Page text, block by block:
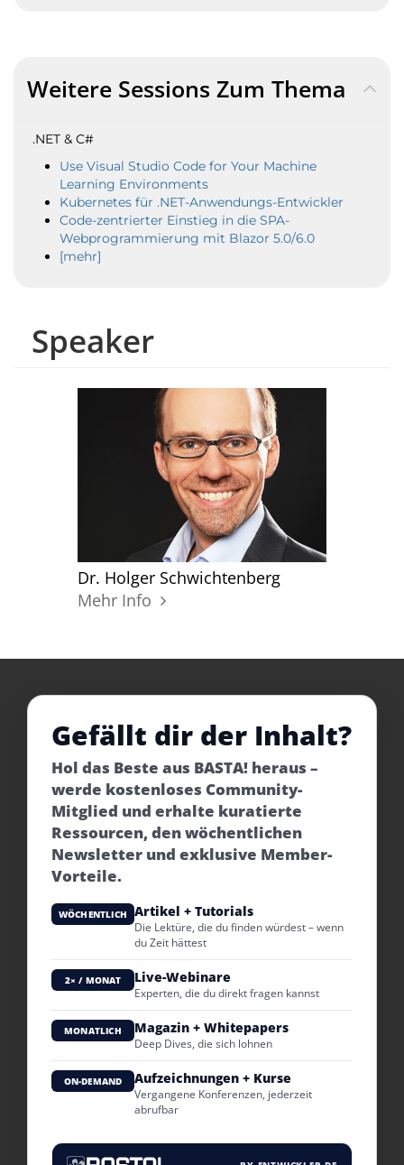
Speaker
Dr. Holger Schwichtenberg
Mehr Info
Weitere Sessions Zum Thema
.NET & C#
Use Visual Studio Code for Your Machine
Learning Environments
Kubernetes für .NET-Anwendungs-Entwickler
Code-zentrierter Einstieg in die SPA-
Webprogrammierung mit Blazor 5.0/6.0
[mehr]
Gefällt dir der Inhalt?
Hol das Beste aus BASTA! heraus –
werde kostenloses Community-
Mitglied und erhalte kuratierte
Ressourcen, den wöchentlichen
Newsletter und exklusive Member-
Vorteile.
WÖCHENTLICH Artikel + Tutorials
Die Lektüre, die du finden würdest – wenn
du Zeit hättest
2× / MONAT Live-Webinare
Experten, die du direkt fragen kannst
MONATLICH Magazin + Whitepapers
Deep Dives, die sich lohnen
ON-DEMAND Aufzeichnungen + Kurse
Vergangene Konferenzen, jederzeit
abrufbar